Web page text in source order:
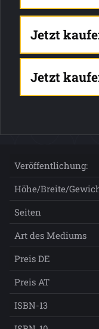
Jetzt
Jetzt
Veröffentlichung:
Höhe/Breite/
Seiten
Art des Mediums
Preis DE
Preis AT
ISBN-13